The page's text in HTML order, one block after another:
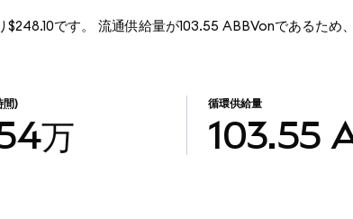
です。 流通供給量が103.55 ABBVonであるため
間)
万
循環供給量
103.55